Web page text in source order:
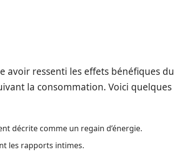
avoir ressenti les effets bénéfiques du
la consommation. Voici quelques
décrite comme un regain d’énergie.
les rapports intimes.